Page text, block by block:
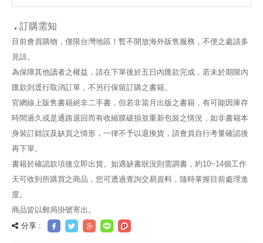
訂購需知
目前會員購物，僅限台灣地區！暫不開放海外販售服務，不便之處請多
見諒。
為保障其他讀者之權益，請在下單後於五日內匯款完成，若未於期限內
匯款則逕行取消訂單，不另行保留訂購之書籍。
官網線上販售書籍絕非二手書，但若非當月出版之書籍，有可能因庫存
時間過久或是通路退回而有收縮膜破損並重新包裝之情況，如非書籍本
身裝訂錯誤及缺頁之情形，一律不予以退換貨，請會員自行考量確認後
再下單。
書籍於確認款項後立即出貨。如遇缺書狀況則需調書，約10~14個工作
天可收到所購買之商品，您可透過查詢交易資料，隨時掌握目前處理進
度。
商品皆以郵局掛號寄出。
分享 :